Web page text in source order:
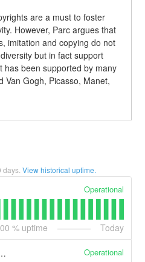
are a must to foster
However, Parc argues that
imitation and copying do not
but in fact support
has been supported by many
Van Gogh, Picasso, Manet,
days. View historical uptime.
Operational
% uptime Today
(example) Operational